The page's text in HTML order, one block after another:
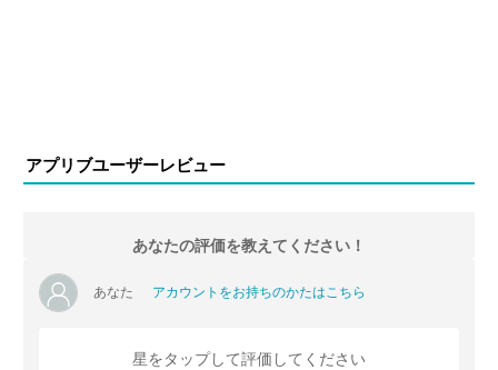
アプリブユーザーレビュー
あなたの評価を教えてください！
あなた アカウントをお持ちのかたはこちら
星をタップして評価してください